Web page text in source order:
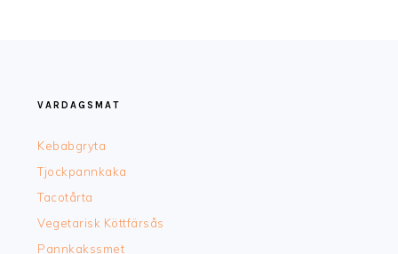
VARDAGSMAT
Kebabgryta
Tjockpannkaka
Tacotårta
Vegetarisk Köttfärsås
Pannkakssmet